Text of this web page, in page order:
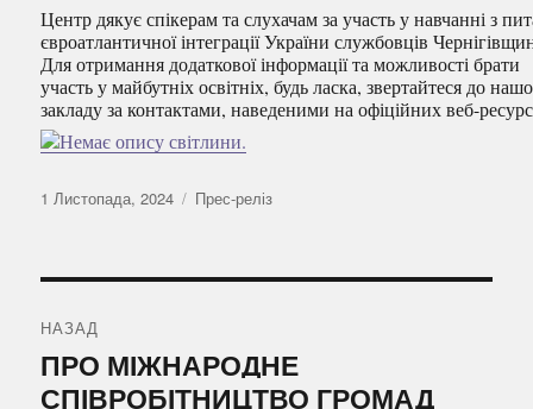
Центр дякує спікерам та слухачам за участь у навчанні з
євроатлантичної інтеграції України службовців
Для отримання додаткової інформації та можливості брати
участь у майбутніх освітніх, будь ласка, звертайтеся до
закладу за контактами, наведеними на офіційних веб-
Оприлюднено
1 Листопада, 2024 Категорії
Прес-реліз
записів
НАЗАД
Попередній
запис:
ПРО МІЖНАРОДНЕ
СПІВРОБІТНИЦТВО ГРОМАД